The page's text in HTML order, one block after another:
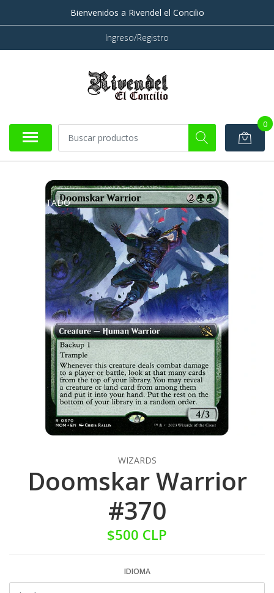
Bienvenidos a Rivendel el Concilio
Ingreso/Registro
0
AGOTADO
WIZARDS
Doomskar Warrior
#370
$500 CLP
IDIOMA